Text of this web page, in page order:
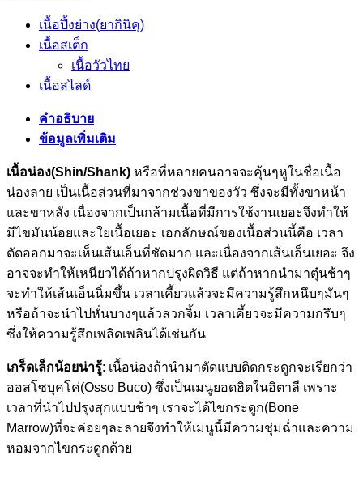
เนื้อปิ้งย่าง(ยากินิคุ)
เนื้อสเต็ก
เนื้อวัวไทย
เนื้อสไลด์
คำอธิบาย
ข้อมูลเพิ่มเติม
เนื้อน่อง(Shin/Shank) หรือที่หลายคนอาจจะคุ้นๆหูในชื่อเนื้อ
น่องลาย เป็นเนื้อส่วนที่มาจากช่วงขาของวัว ซึ่งจะมีทั้งขาหน้า
และขาหลัง เนื่องจากเป็นกล้ามเนื้อที่มีการใช้งานเยอะจึงทำให้
มีไขมันน้อยและใยเนื้อเยอะ เอกลักษณ์ของเนื้อส่วนนี้คือ เวลา
ตัดออกมาจะเห็นเส้นเอ็นที่ชัดมาก และเนื่องจากเส้นเอ็นเยอะ จึง
อาจจะทำให้เหนียวได้ถ้าหากปรุงผิดวิธี แต่ถ้าหากนำมาตุ๋นช้าๆ
จะทำให้เส้นเอ็นนิ่มขึ้น เวลาเคี้ยวแล้วจะมีความรู้สึกหนึบๆมันๆ
หรือถ้าจะนำไปหั่นบางๆแล้วลวกจิ้ม เวลาเคี้ยวจะมีความกรึบๆ
ซึ่งให้ความรู้สึกเพลิดเพลินได้เช่นกัน
เกร็ดเล็กน้อยน่ารู้: เนื้อน่องถ้านำมาตัดแบบติดกระดูกจะเรียกว่า
ออสโซบุคโค่(Osso Buco) ซึ่งเป็นเมนูยอดฮิตในอิตาลี เพราะ
เวลาที่นำไปปรุงสุกแบบช้าๆ เราจะได้ไขกระดูก(Bone
Marrow)ที่จะค่อยๆละลายจึงทำให้เมนูนี้มีความชุ่มฉ่ำและความ
หอมจากไขกระดูกด้วย